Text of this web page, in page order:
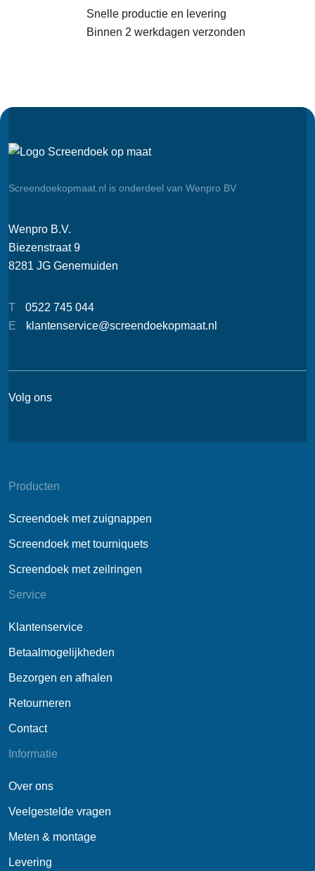
Snelle productie en levering
Binnen 2 werkdagen verzonden
Screendoekopmaat.nl is onderdeel van Wenpro BV
Wenpro B.V.
Biezenstraat 9
8281 JG Genemuiden
T
0522 745 044
E
klantenservice@screendoekopmaat.nl
Volg ons
Producten
Screendoek met zuignappen
Screendoek met tourniquets
Screendoek met zeilringen
Service
Klantenservice
Betaalmogelijkheden
Bezorgen en afhalen
Retourneren
Contact
Informatie
Over ons
Veelgestelde vragen
Meten & montage
Levering